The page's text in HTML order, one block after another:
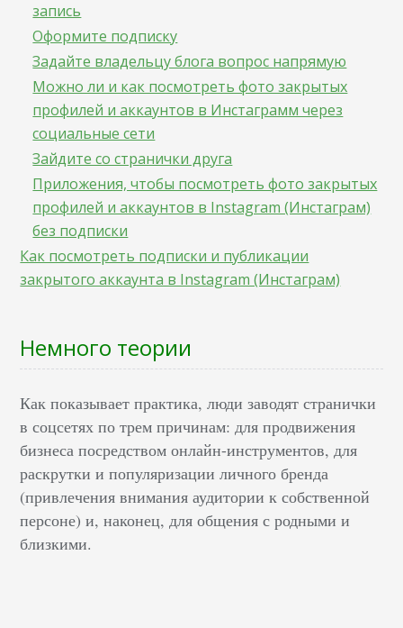
запись
Оформите подписку
Задайте владельцу блога вопрос напрямую
Можно ли и как посмотреть фото закрытых
профилей и аккаунтов в Инстаграмм через
социальные сети
Зайдите со странички друга
Приложения, чтобы посмотреть фото закрытых
профилей и аккаунтов в Instagram (Инстаграм)
без подписки
Как посмотреть подписки и публикации
закрытого аккаунта в Instagram (Инстаграм)
Немного теории
Как показывает практика, люди заводят странички
в соцсетях по трем причинам: для продвижения
бизнеса посредством онлайн-инструментов, для
раскрутки и популяризации личного бренда
(привлечения внимания аудитории к собственной
персоне) и, наконец, для общения с родными и
близкими.